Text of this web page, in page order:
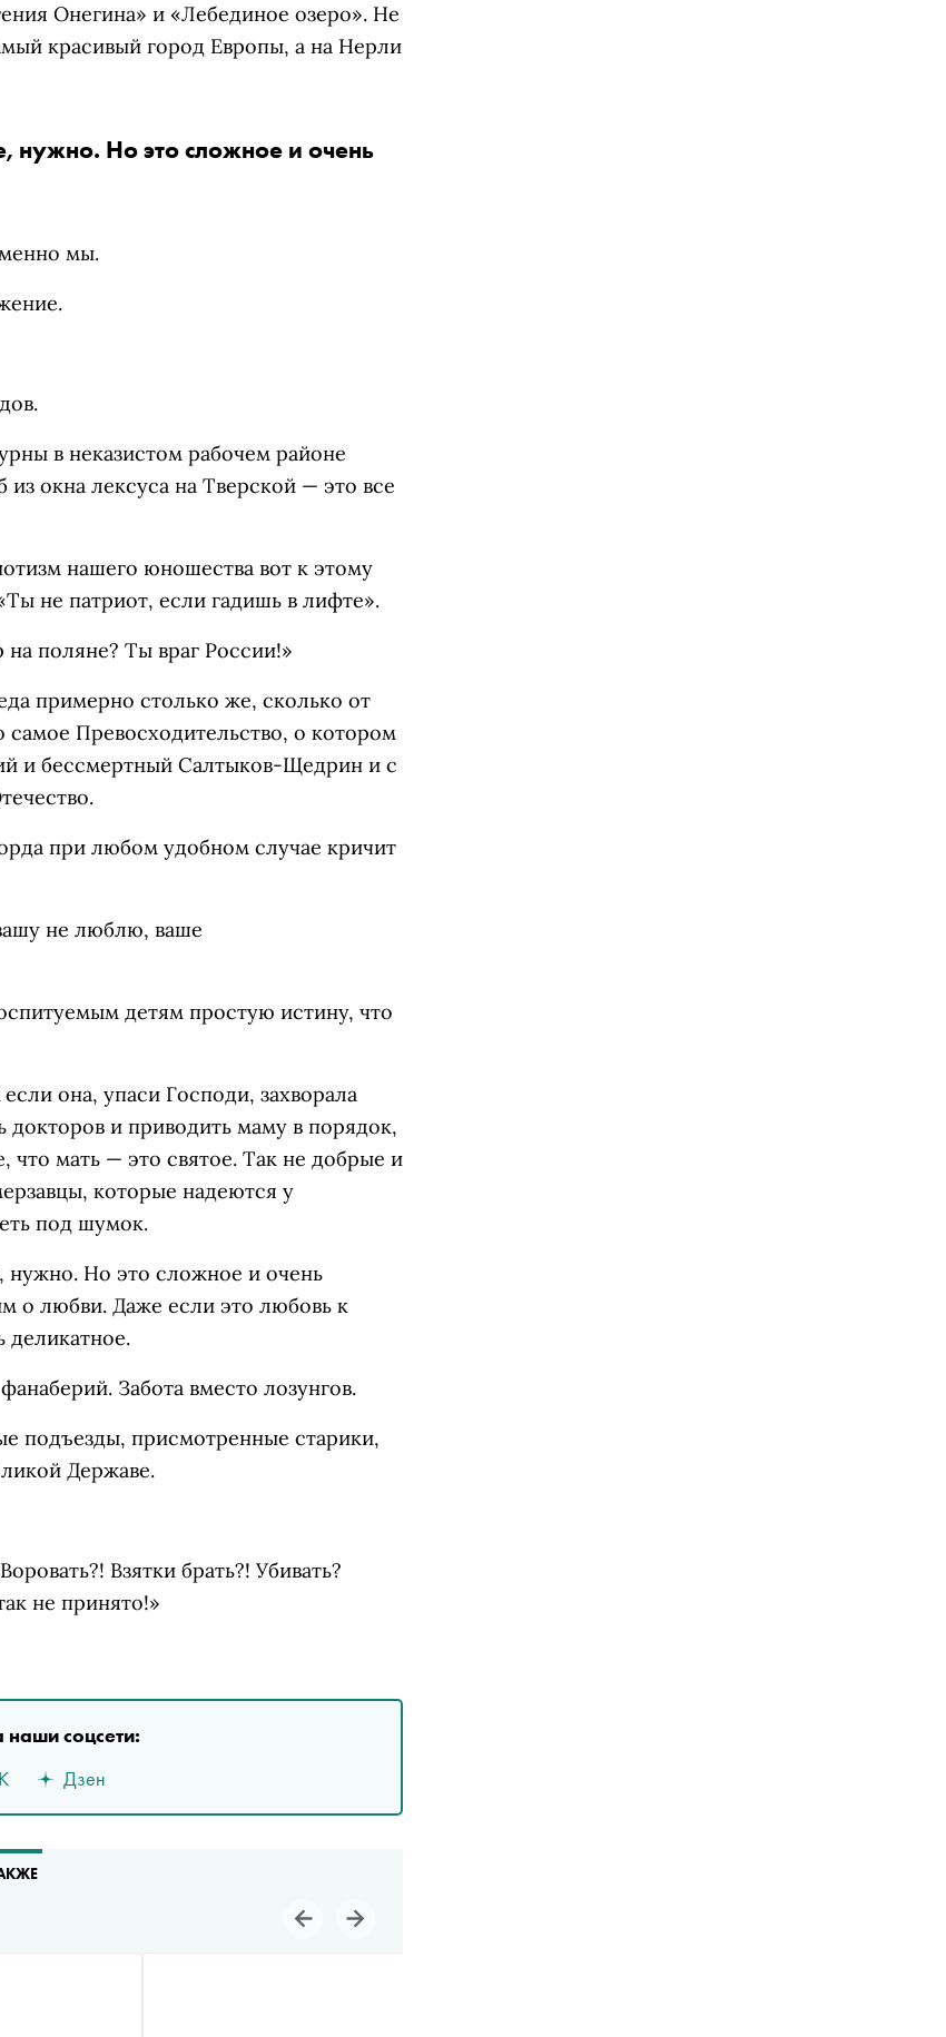
Онегина» и «Лебединое озеро». Не
красивый город Европы, а на Нерли
нужно. Но это сложное и очень
мы.
в неказистом рабочем районе
окна лексуса на Тверской — это все
нашего юношества вот к этому
не патриот, если гадишь в лифте».
поляне? Ты враг России!»
примерно столько же, сколько от
самое Превосходительство, о котором
и бессмертный Салтыков-Щедрин и с
при любом удобном случае кричит
не люблю, ваше
детям простую истину, что
она, упаси Господи, захворала
и приводить маму в порядок,
что мать — это святое. Так не добрые и
которые надеются у
под шумок.
нужно. Но это сложное и очень
о любви. Даже если это любовь к
Забота вместо лозунгов.
подъезды, присмотренные старики,
Державе.
Взятки брать?! Убивать?
не принято!»
наши соцсети:
Дзен